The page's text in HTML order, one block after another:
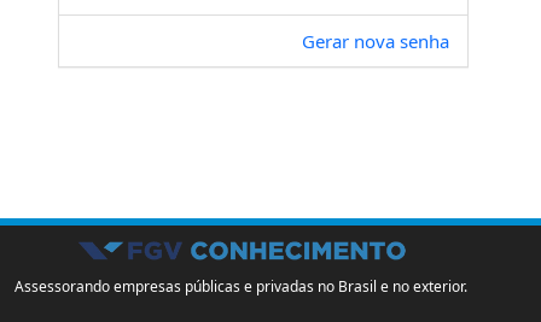
Gerar nova senha
Assessorando empresas públicas e privadas no Brasil e no exterior.